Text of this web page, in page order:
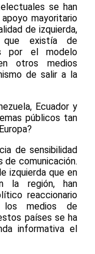
se han
mayoritario
de izquierda,
que existía de
por el modelo
otros medios
de salir a la
Ecuador y
públicos tan
de sensibilidad
de comunicación.
izquierda que en
la región, han
reaccionario
medios de
países se ha
informativa el